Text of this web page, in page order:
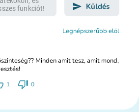
Küldés
Legnépszerűbb elöl
Minden amit tesz, amit mond,
1 0